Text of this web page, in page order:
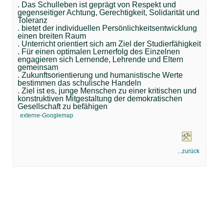
. Das Schulleben ist geprägt von Respekt und
gegenseitiger Achtung, Gerechtigkeit, Solidarität und
Toleranz
. bietet der individuellen Persönlichkeitsentwicklung
einen breiten Raum
. Unterricht orientiert sich am Ziel der Studierfähigkeit
. Für einen optimalen Lernerfolg des Einzelnen
engagieren sich Lernende, Lehrende und Eltern
gemeinsam
. Zukunftsorientierung und humanistische Werte
bestimmen das schulische Handeln
. Ziel ist es, junge Menschen zu einer kritischen und
konstruktiven Mitgestaltung der demokratischen
Gesellschaft zu befähigen
externe-Googlemap
...zurück